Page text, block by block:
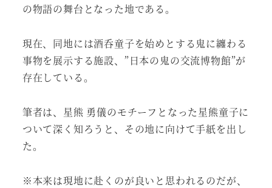
の物語の舞台となった地である。
現在、同地には酒呑童子を始めとする鬼に纏わる
事物を展示する施設、”日本の鬼の交流博物館”が
存在している。
筆者は、星熊 勇儀のモチーフとなった星熊童子に
ついて深く知ろうと、その地に向けて手紙を出し
た。
※本来は現地に赴くのが良いと思われるのだが、